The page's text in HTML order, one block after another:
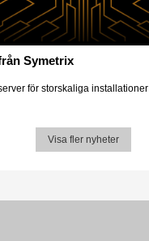
Symetrix
för storskaliga installationer
Visa fler nyheter